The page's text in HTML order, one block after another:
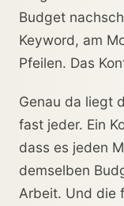
Budget
Keyword, am
Pfeilen. Das
Genau da liegt
fast jeder. Ein
dass es jeden
demselben
Arbeit. Und die